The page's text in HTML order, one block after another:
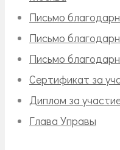
Письмо
Письмо
Письмо
Сертификат за
Диплом за
Глава Управы